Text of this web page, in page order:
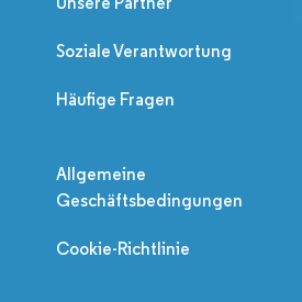
Soziale Verantwortung
Häufige Fragen
Allgemeine
Geschäftsbedingungen
Cookie-Richtlinie